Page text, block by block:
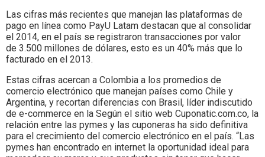
Las cifras más recientes que manejan las plataformas de
pago en línea como PayU Latam destacan que al consolidar
el 2014, en el país se registraron transacciones por valor
de 3.500 millones de dólares, esto es un 40% más que lo
facturado en el 2013.
Estas cifras acercan a Colombia a los promedios de
comercio electrónico que manejan países como Chile y
Argentina, y recortan diferencias con Brasil, líder indiscutido
de e-commerce en la Según el sitio web Cuponatic.com.co, la
relación entre las pymes y las cuponeras ha sido definitiva
para el crecimiento del comercio electrónico en el país. “Las
pymes han encontrado en internet la oportunidad ideal para